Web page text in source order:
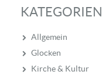
KATEGORIEN
Allgemein
Glocken
Kirche & Kultur